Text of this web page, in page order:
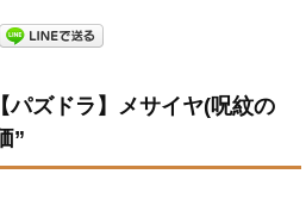
ズドラ】メサイヤ(呪紋の
”